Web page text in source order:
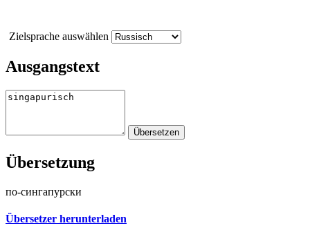
Zielsprache auswählen
Ausgangstext
Übersetzung
по-сингапурски
Übersetzer herunterladen